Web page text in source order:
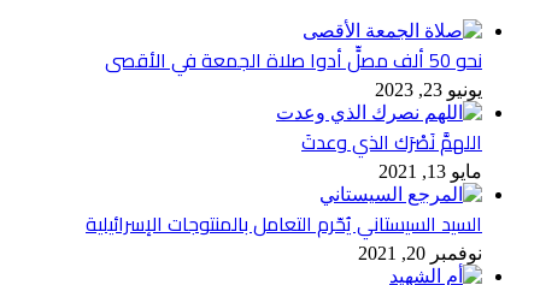
نحو 50 ألف مصلٍّ أدوا صلاة الجمعة في الأقصى
يونيو 23, 2023
اللهمَّ نَصْرَك الذي وعدتَ
مايو 13, 2021
السيد السيستاني يُحّرم التعامل بالمنتوجات الإسرائيلية
نوفمبر 20, 2021